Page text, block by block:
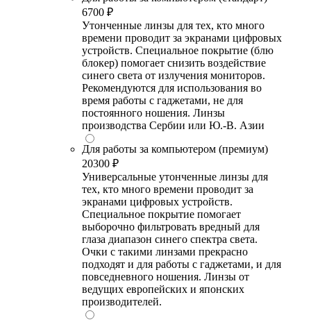
6700 ₽
Утонченные линзы для тех, кто много
времени проводит за экранами цифровых
устройств. Специальное покрытие (блю
блокер) помогает снизить воздействие
синего света от излучения мониторов.
Рекомендуются для использования во
время работы с гаджетами, не для
постоянного ношения. Линзы
производства Сербии или Ю.-В. Азии
Для работы за компьютером (премиум)
20300 ₽
Универсальные утонченные линзы для
тех, кто много времени проводит за
экранами цифровых устройств.
Специальное покрытие помогает
выборочно фильтровать вредный для
глаза диапазон синего спектра света.
Очки с такими линзами прекрасно
подходят и для работы с гаджетами, и для
повседневного ношения. Линзы от
ведущих европейских и японских
производителей.